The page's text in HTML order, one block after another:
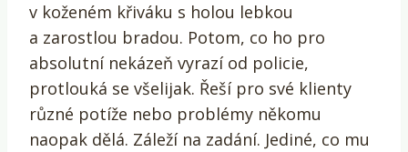
v koženém křiváku s holou lebkou
a zarostlou bradou. Potom, co ho pro
absolutní nekázeň vyrazí od policie,
protlouká se všelijak. Řeší pro své klienty
různé potíže nebo problémy někomu
naopak dělá. Záleží na zadání. Jediné, co mu